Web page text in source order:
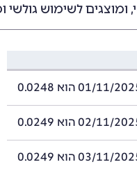
ומוצגים לשימוש